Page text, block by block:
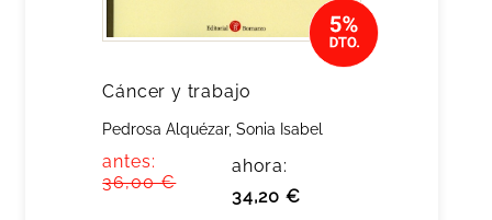
Cáncer y trabajo
Pedrosa Alquézar, Sonia Isabel
antes:
36,00 €
ahora:
34,20 €